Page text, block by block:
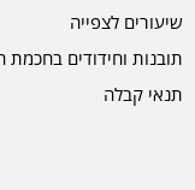
שיעורים לצפייה
תובנות וחידודים בחכמת
תנאי קבלה